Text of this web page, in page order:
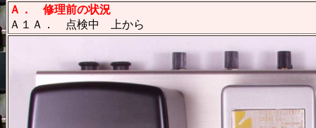
Ａ． 修理前の状況
Ａ１Ａ． 点検中 上から